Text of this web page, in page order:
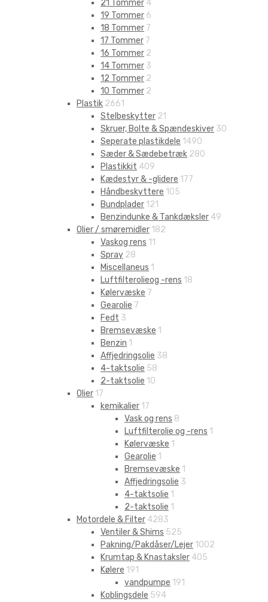
21 Tommer 4
19 Tommer 6
18 Tommer 7
17 Tommer 7
16 Tommer 2
14 Tommer 3
12 Tommer 2
10 Tommer 2
Plastik 2661
Stelbeskytter 21
Skruer, Bolte & Spændeskiver 30
Seperate plastikdele 1490
Sæder & Sædebetræk 280
Plastikkit 409
Kædestyr & -glidere 177
Håndbeskyttere 105
Bundplader 121
Benzindunke & Tankdæksler 49
Olier / smøremidler 182
Vaskog rens 11
Spray 28
Miscellaneus 1
Luftfilterolieog -rens 18
Kølervæske 7
Gearolie 7
Fedt 3
Bremsevæske 1
Benzin 1
Affjedringsolie 38
4-taktsolie 58
2-taktsolie 10
Olier 17
kemikalier 17
Vask og rens 8
Luftfilterolie og -rens 1
Kølervæske 1
Gearolie 1
Bremsevæske 1
Affjedringsolie 3
4-taktsolie 1
2-taktsolie 1
Motordele & Filter 4283
Ventiler & Shims 525
Pakning/Pakdåser/Lejer 1002
Krumtap & Knastaksler 405
Kølere 191
vandpumpe 191
Koblingsdele 594